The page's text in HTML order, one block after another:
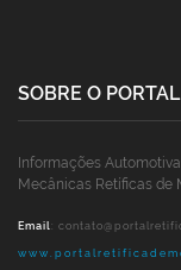
SOBRE O
Informações
Mecânicas Retíficas de
Email: